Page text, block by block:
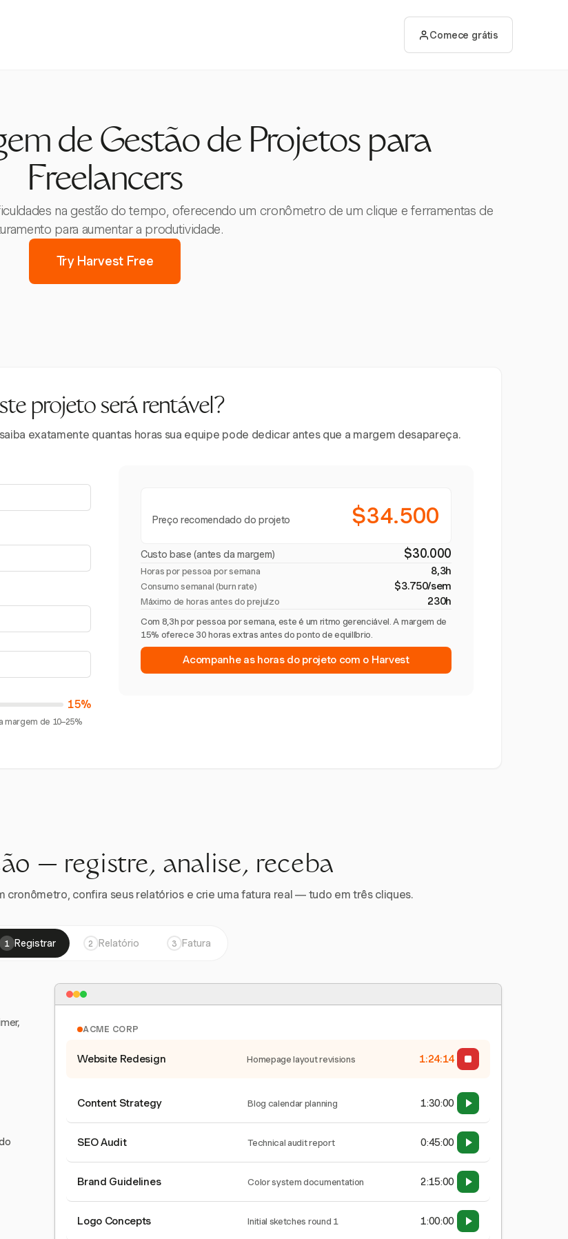
Comece grátis
de Gestão de Projetos para
Freelancers
na gestão do tempo, oferecendo um cronômetro de um clique e ferramentas de
para aumentar a produtividade.
Try Harvest Free
projeto será rentável?
exatamente quantas horas sua equipe pode dedicar antes que a margem desapareça.
15%
margem de 10–25%
Preço recomendado do projeto $34.500
Custo base (antes da margem) $30.000
Horas por pessoa por semana 8,3h
Consumo semanal (burn rate) $3.750/sem
Máximo de horas antes do prejuízo 230h
Com 8,3h por pessoa por semana, este é um ritmo gerenciável. A margem de
15% oferece 30 horas extras antes do ponto de equilíbrio.
Acompanhe as horas do projeto com o Harvest
— registre, analise, receba
cronômetro, confira seus relatórios e crie uma fatura real — tudo em três cliques.
1 Registrar 2 Relatório 3 Fatura
ACME CORP
Website Redesign Homepage layout revisions 1:24:15
Content Strategy Blog calendar planning 1:30:00
SEO Audit Technical audit report 0:45:00
Brand Guidelines Color system documentation 2:15:00
Logo Concepts Initial sketches round 1 1:00:00